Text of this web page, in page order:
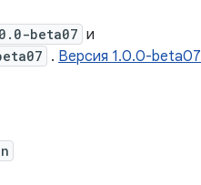
beta07 и
. Версия 1.0.0-beta07